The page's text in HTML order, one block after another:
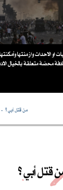
او الاحداث وازمنتها
محضة متعلقة بالخيال
من قتل أبي ؟
قتل أبي ؟